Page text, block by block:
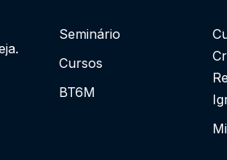
Seminário
Cursos
BT6M